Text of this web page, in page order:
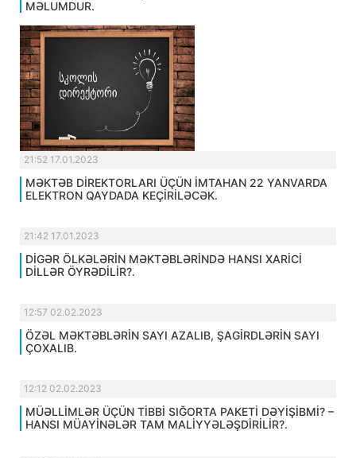
MƏLUMDUR.
21:52 17.01.2023
MƏKTƏB DİREKTORLARI ÜÇÜN İMTAHAN 22 YANVARDA
ELEKTRON QAYDADA KEÇİRİLƏCƏK.
21:42 17.01.2023
DİGƏR ÖLKƏLƏRİN MƏKTƏBLƏRİNDƏ HANSI XARİCİ
DİLLƏR ÖYRƏDİLİR?.
12:57 02.02.2023
ÖZƏL MƏKTƏBLƏRİN SAYI AZALIB, ŞAGİRDLƏRİN SAYI
ÇOXALIB.
12:12 02.02.2023
MÜƏLLİMLƏR ÜÇÜN TİBBİ SIĞORTA PAKETİ DƏYİŞİBMİ? –
HANSI MÜAYİNƏLƏR TAM MALİYYƏLƏŞDİRİLİR?.